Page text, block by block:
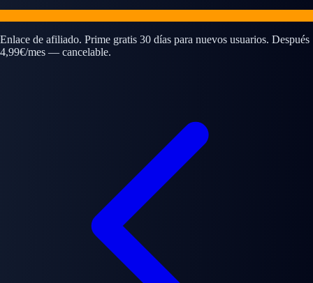
Enlace de afiliado. Prime gratis 30 días para nuevos usuarios. Después
4,99€/mes — cancelable.